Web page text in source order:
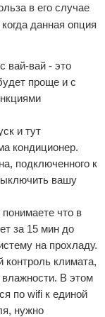
в его случае
данная опция
вай-вай - это
проще и с
и тут
кондиционер.
подключенного к
вашу
что в
за 15 мин до
на прохладу.
контроль климата,
В этом
по wifi к единой
нужно